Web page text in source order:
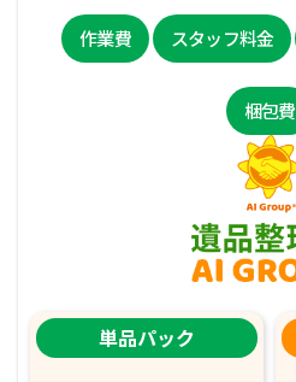
作業費 スタッフ料金
梱包費
単品パック